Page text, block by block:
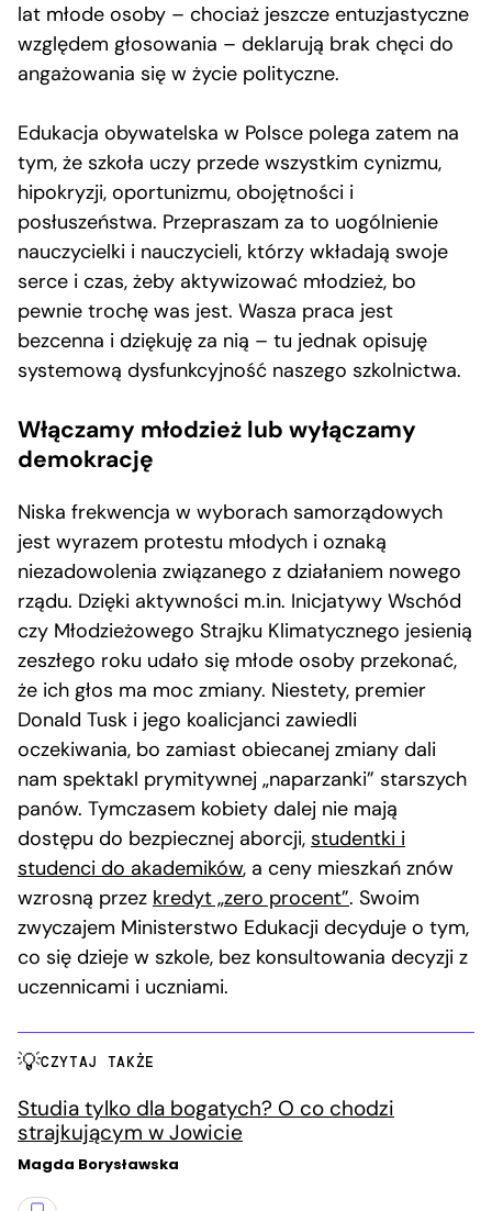
lat młode osoby – chociaż jeszcze entuzjastyczne
względem głosowania – deklarują brak chęci do
angażowania się w życie polityczne.
Edukacja obywatelska w Polsce polega zatem na
tym, że szkoła uczy przede wszystkim cynizmu,
hipokryzji, oportunizmu, obojętności i
posłuszeństwa. Przepraszam za to uogólnienie
nauczycielki i nauczycieli, którzy wkładają swoje
serce i czas, żeby aktywizować młodzież, bo
pewnie trochę was jest. Wasza praca jest
bezcenna i dziękuję za nią – tu jednak opisuję
systemową dysfunkcyjność naszego szkolnictwa.
Włączamy młodzież lub wyłączamy
demokrację
Niska frekwencja w wyborach samorządowych
jest wyrazem protestu młodych i oznaką
niezadowolenia związanego z działaniem nowego
rządu. Dzięki aktywności m.in. Inicjatywy Wschód
czy Młodzieżowego Strajku Klimatycznego jesienią
zeszłego roku udało się młode osoby przekonać,
że ich głos ma moc zmiany. Niestety, premier
Donald Tusk i jego koalicjanci zawiedli
oczekiwania, bo zamiast obiecanej zmiany dali
nam spektakl prymitywnej „naparzanki” starszych
panów. Tymczasem kobiety dalej nie mają
dostępu do bezpiecznej aborcji, studentki i
studenci do akademików, a ceny mieszkań znów
wzrosną przez kredyt „zero procent”. Swoim
zwyczajem Ministerstwo Edukacji decyduje o tym,
co się dzieje w szkole, bez konsultowania decyzji z
uczennicami i uczniami.
CZYTAJ TAKŻE
Studia tylko dla bogatych? O co chodzi
strajkującym w Jowicie
Magda Borysławska